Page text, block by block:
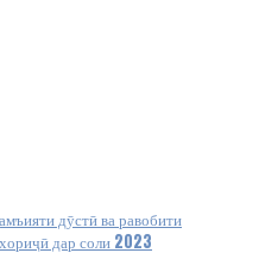
дӯстӣ ва равобити
дар соли 2023